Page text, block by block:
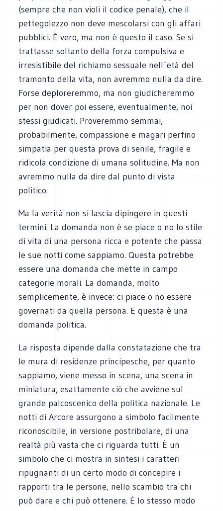
(sempre che non violi il codice penale), che il
pettegolezzo non deve mescolarsi con gli affari
pubblici. È vero, ma non è questo il caso. Se si
trattasse soltanto della forza compulsiva e
irresistibile del richiamo sessuale nell´età del
tramonto della vita, non avremmo nulla da dire.
Forse deploreremmo, ma non giudicheremmo
per non dover poi essere, eventualmente, noi
stessi giudicati. Proveremmo semmai,
probabilmente, compassione e magari perfino
simpatia per questa prova di senile, fragile e
ridicola condizione di umana solitudine. Ma non
avremmo nulla da dire dal punto di vista
politico.
Ma la verità non si lascia dipingere in questi
termini. La domanda non è se piace o no lo stile
di vita di una persona ricca e potente che passa
le sue notti come sappiamo. Questa potrebbe
essere una domanda che mette in campo
categorie morali. La domanda, molto
semplicemente, è invece: ci piace o no essere
governati da quella persona. E questa è una
domanda politica.
La risposta dipende dalla constatazione che tra
le mura di residenze principesche, per quanto
sappiamo, viene messo in scena, una scena in
miniatura, esattamente ciò che avviene sul
grande palcoscenico della politica nazionale. Le
notti di Arcore assurgono a simbolo facilmente
riconoscibile, in versione postribolare, di una
realtà più vasta che ci riguarda tutti. È un
simbolo che ci mostra in sintesi i caratteri
ripugnanti di un certo modo di concepire i
rapporti tra le persone, nello scambio tra chi
può dare e chi può ottenere. È lo stesso modo